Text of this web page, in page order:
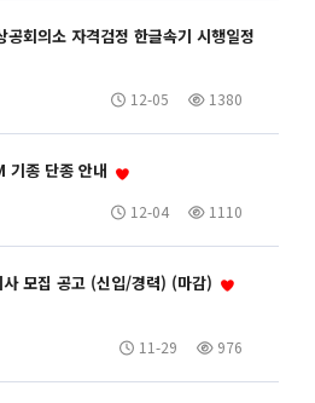
회의소 자격검정 한글속기 시행일정
1380
12-05
종 단종 안내
1110
12-04
모집 공고 (신입/경력) (마감)
976
11-29